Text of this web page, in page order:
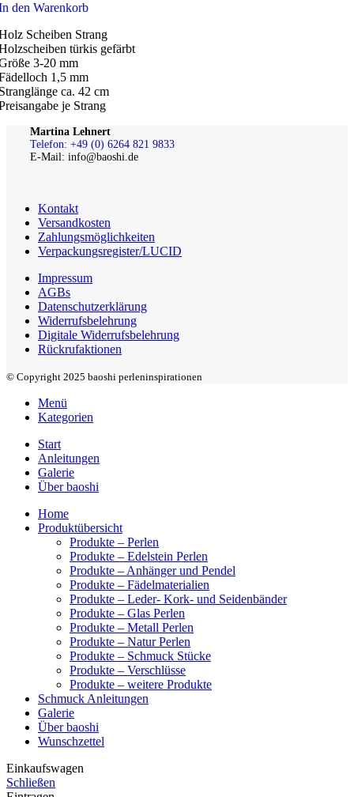
den Warenkorb
Scheiben Strang
türkis gefärbt
3-20 mm
1,5 mm
ca. 42 cm
je Strang
Martina Lehnert
Telefon: +49 (0) 6264 821 9833
E-Mail: info@baoshi.de
Kontakt
Versandkosten
Zahlungsmöglichkeiten
Verpackungsregister/LUCID
Impressum
AGBs
Datenschutzerklärung
Widerrufsbelehrung
Digitale Widerrufsbelehrung
Rückrufaktionen
© Copyright 2025 baoshi perleninspirationen
Menü
Kategorien
Start
Anleitungen
Galerie
Über baoshi
Home
Produktübersicht
Produkte – Perlen
Produkte – Edelstein Perlen
Produkte – Anhänger und Pendel
Produkte – Fädelmaterialien
Produkte – Leder- Kork- und Seidenbänder
Produkte – Glas Perlen
Produkte – Metall Perlen
Produkte – Natur Perlen
Produkte – Schmuck Stücke
Produkte – Verschlüsse
Produkte – weitere Produkte
Schmuck Anleitungen
Galerie
Über baoshi
Wunschzettel
Einkaufswagen
Schließen